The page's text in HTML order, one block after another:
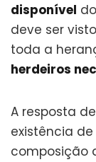
disponível
deve ser
toda a
herdeiros
A resposta
existência de
composição